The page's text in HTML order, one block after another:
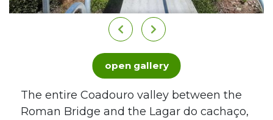
open gallery
The entire Coadouro valley between the
Roman Bridge and the Lagar do cachaço,